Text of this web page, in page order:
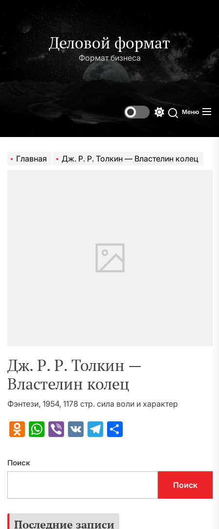
содержимому
Деловой формат
Формат бизнеса
Поиск
Меню
Главная Дж. Р. Р. Толкин — Властелин колец
Дж. Р. Р. Толкин —
Властелин колец
Фэнтези, 1954, 1178 стр. сила воли и характер
Odnoklassniki
WhatsApp
Viber
VK Telegram
Поиск
Поиск
Последние записи